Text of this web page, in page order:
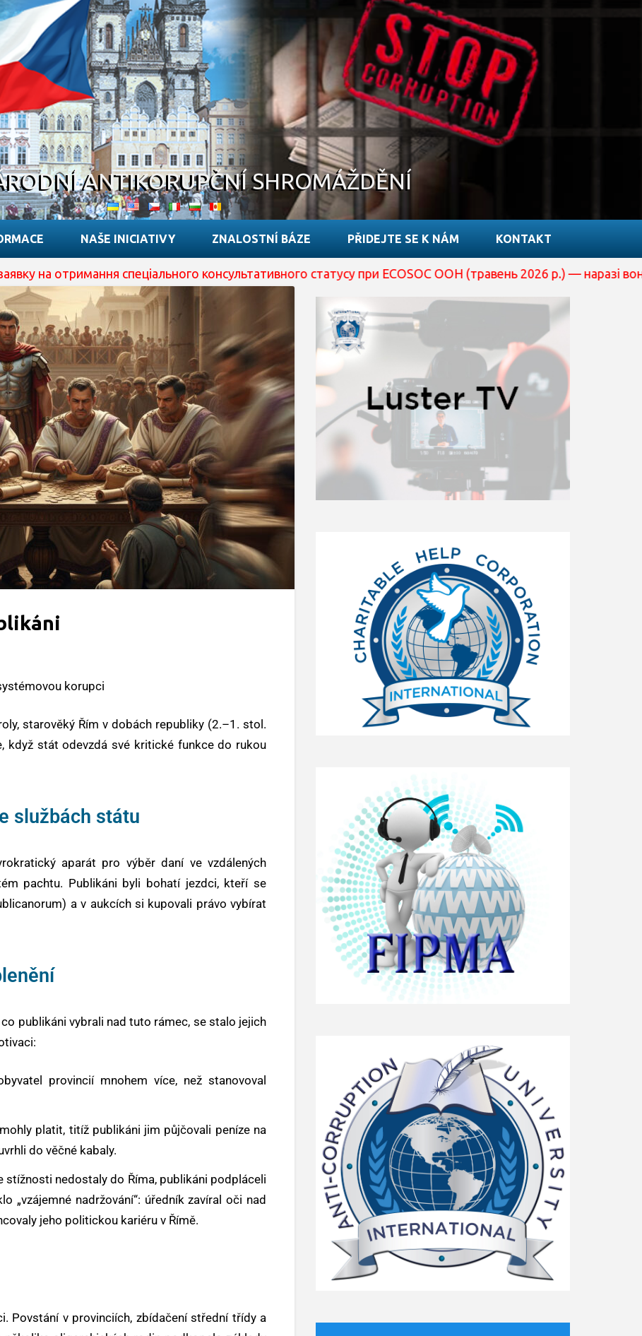
ANTIKORUPČNÍ SHROMÁŽDĚNÍ
NAŠE INICIATIVY ZNALOSTNÍ BÁZE PŘIDEJTE SE K NÁM KONTAKT
отримання спеціального консультативного статусу при ECOSOC ООН (травень 2026 р.) — наразі вона
korupci
starověký Řím v dobách republiky (2.–1. stol.
když stát odevzdá své kritické funkce do rukou
službách státu
aparát pro výběr daní ve vzdálených
pachtu. Publikáni byli bohatí jezdci, kteří se
a v aukcích si kupovali právo vybírat
publikáni vybrali nad tuto rámec, se stalo jejich
provincií mnohem více, než stanovoval
platit, titíž publikáni jim půjčovali peníze na
do věčné kabaly.
stížnosti nedostaly do Říma, publikáni podpláceli
„vzájemné nadržování“: úředník zavíral oči nad
jeho politickou kariéru v Římě.
Povstání v provinciích, zbídačení střední třídy a